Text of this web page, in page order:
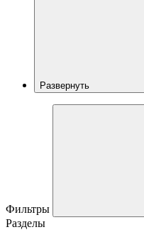
Развернуть
Фильтры
Разделы